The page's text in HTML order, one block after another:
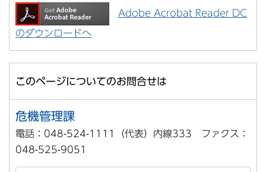
Adobe Acrobat Reader DC
のダウンロードへ
このページについてのお問合せは
危機管理課
電話：048-524-1111（代表）内線333 ファクス：
048-525-9051